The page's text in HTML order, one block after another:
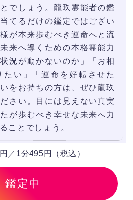
でしょう。龍玖霊能者の鑑
てるだけの鑑定ではござい
が本来歩むべき運命へと流
来へ導くための本格霊能力
況が動かないのか」「お相
たい」「運命を好転させた
をお持ちの方は、ぜひ龍玖
さい。目には見えない真実
が歩むべき幸せな未来へ力
ことでしょう。
／1分495円（税込）
鑑定中